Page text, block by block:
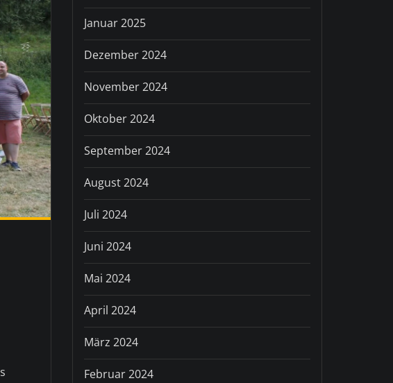
Januar 2025
Dezember 2024
November 2024
Oktober 2024
September 2024
August 2024
Juli 2024
Juni 2024
Mai 2024
April 2024
März 2024
Februar 2024